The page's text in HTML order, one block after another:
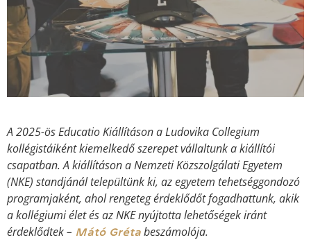
A 2025-ös Educatio Kiállításon a Ludovika Collegium
kollégistáiként kiemelkedő szerepet vállaltunk a kiállítói
csapatban. A kiállításon a Nemzeti Közszolgálati Egyetem
(NKE) standjánál települtünk ki, az egyetem tehetséggondozó
programjaként, ahol rengeteg érdeklődőt fogadhattunk, akik
a kollégiumi élet és az NKE nyújtotta lehetőségek iránt
érdeklődtek – Mátó Gréta beszámolója.